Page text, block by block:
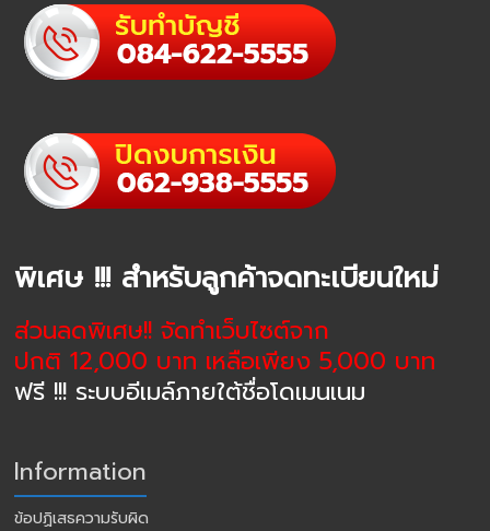
พิเศษ !!! สำหรับลูกค้าจดทะเบียนใหม่
ส่วนลดพิเศษ!! จัดทำเว็บไซต์จาก
ปกติ 12,000 บาท เหลือเพียง 5,000 บาท
ฟรี !!! ระบบอีเมล์ภายใต้ชื่อโดเมนเนม
Information
ข้อปฏิเสธความรับผิด